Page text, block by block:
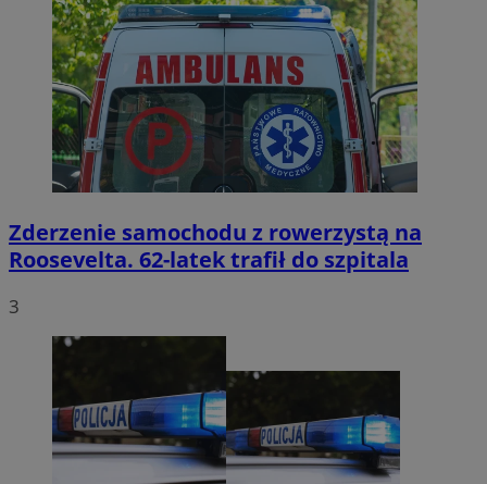
Zderzenie samochodu z rowerzystą na
Roosevelta. 62-latek trafił do szpitala
3